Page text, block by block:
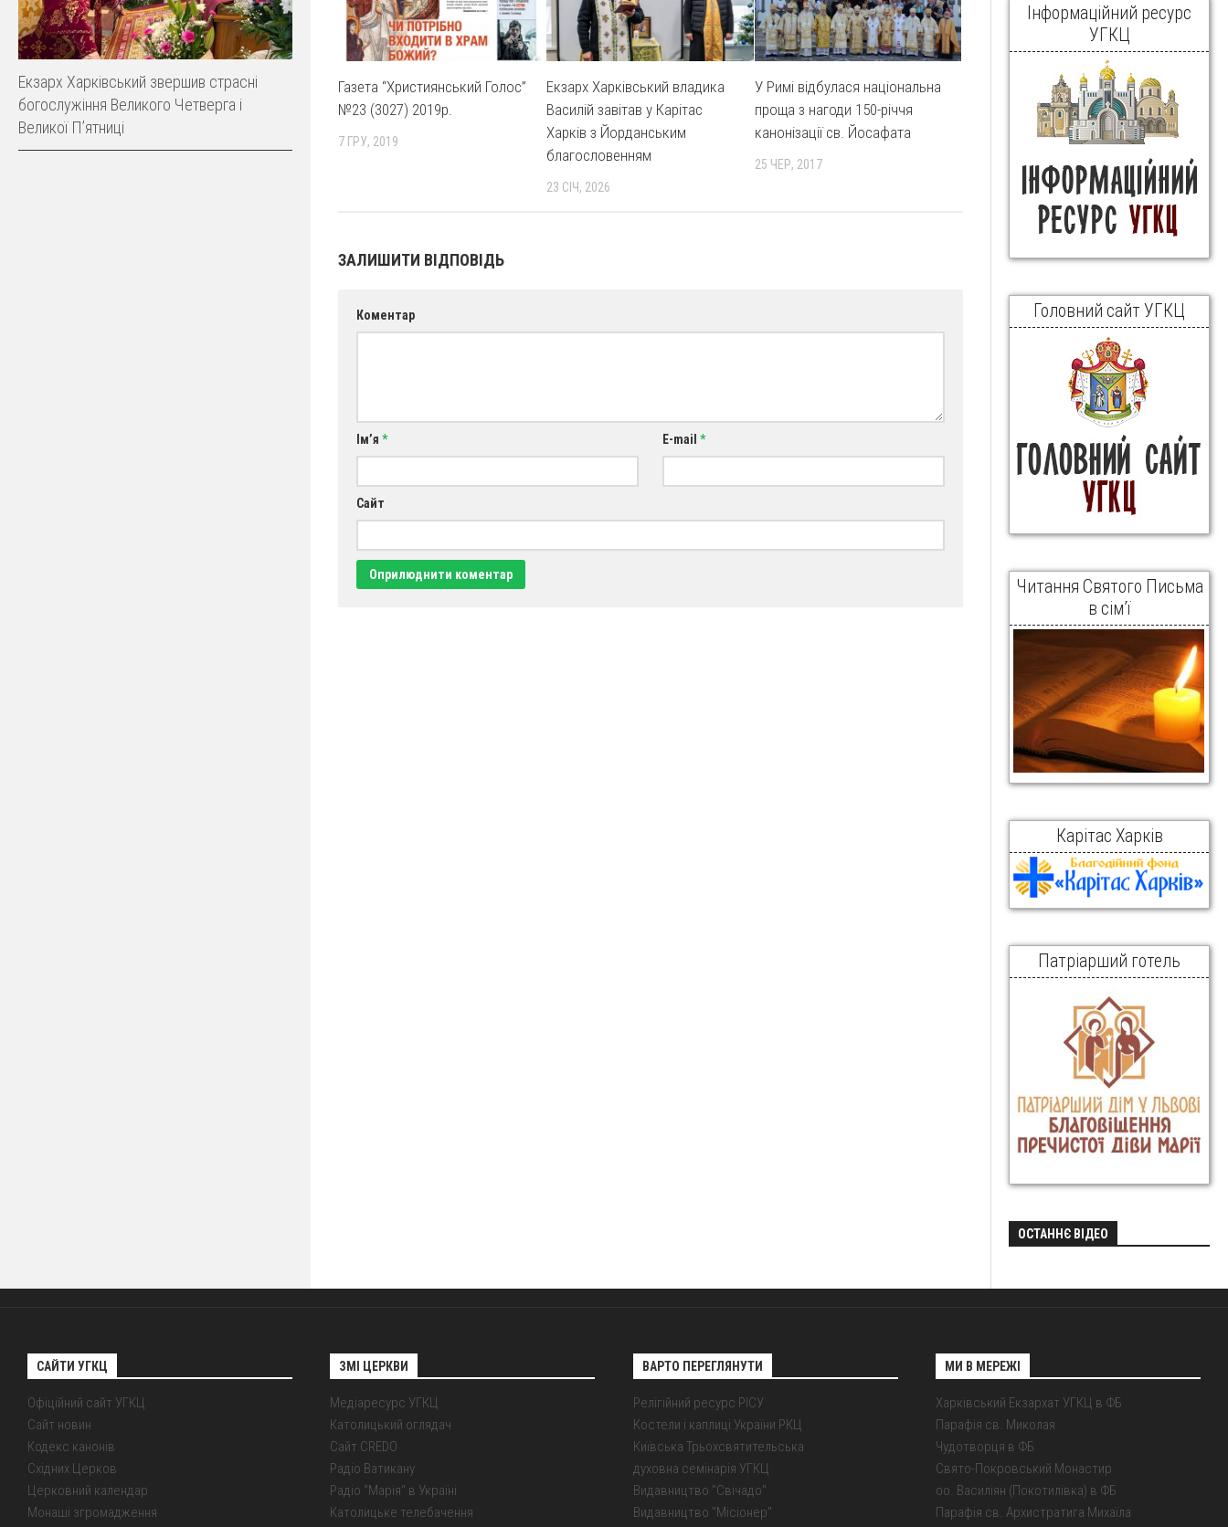
Газета “Християнський Голос”
№23 (3027) 2019р.
7 ГРУ, 2019
Екзарх Харківський владика
Василій завітав у Карітас
Харків з Йорданським
благословенням
23 СІЧ, 2026
У Римі відбулася національна
проща з нагоди 150-річчя
канонізації св. Йосафата
25 ЧЕР, 2017
ЗАЛИШИТИ ВІДПОВІДЬ
Коментар
Ім’я * E-mail *
Сайт
Екзарх Харківський звершив страсні
богослужіння Великого Четверга і
Великої Пʼятниці
Інформаційний ресурс
УГКЦ
Головний сайт УГКЦ
Читання Святого Письма
в сім’ї
Карітас Харків
Патріарший готель
ОСТАННЄ ВІДЕО
САЙТИ УГКЦ
Офіційний сайт УГКЦ
Сайт новин
Кодекс канонів
Східних Церков
Церковний календар
Монаші згромадження
ЗМІ ЦЕРКВИ
Медіаресурс УГКЦ
Католицький оглядач
Сайт CREDO
Радіо Ватикану
Радіо "Марія" в Україні
Католицьке телебачення
ВАРТО ПЕРЕГЛЯНУТИ
Релігійний ресурс РІСУ
Костели і каплиці України РКЦ
Київська Трьохсвятительська
духовна семінарія УГКЦ
Видавництво "Свічадо"
Видавництво "Місіонер"
МИ В МЕРЕЖІ
Харківський Екзархат УГКЦ в ФБ
Парафія св. Миколая
Чудотворця в ФБ
Свято-Покровський Монастир
оо. Василіян (Покотилівка) в ФБ
Парафія св. Архистратига Михаїла